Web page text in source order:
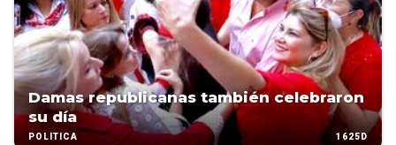
Damas republicanas también celebraron
su día
POLÍTICA 1625D